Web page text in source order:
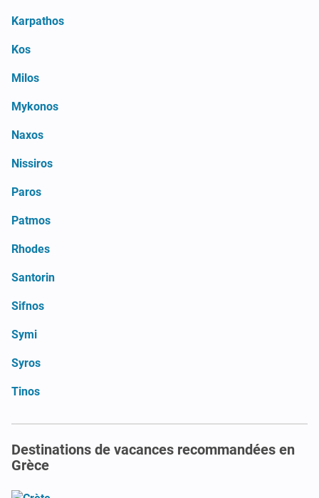
Karpathos
Kos
Milos
Mykonos
Naxos
Nissiros
Paros
Patmos
Rhodes
Santorin
Sifnos
Symi
Syros
Tinos
Destinations de vacances recommandées en
Grèce